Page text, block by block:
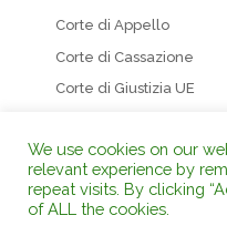
Corte di Appello
Corte di Cassazione
Corte di Giustizia UE
Giudice di Pace
Giustizia Tributaria
T. A. R.
We use cookies on our
relevant experience by
repeat visits. By clicking
of ALL the cookies.